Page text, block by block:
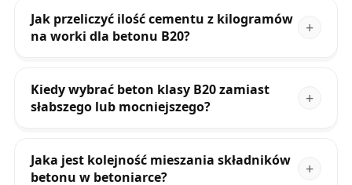
Jak przeliczyć ilość cementu z kilogramów
na worki dla betonu B20?
Kiedy wybrać beton klasy B20 zamiast
słabszego lub mocniejszego?
Jaka jest kolejność mieszania składników
betonu w betoniarce?